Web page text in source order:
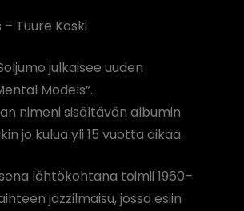
Tuure Koski
julkaisee uuden
Models”.
nimeni sisältävän albumin
jo kulua yli 15 vuotta aikaa.
lähtökohtana toimii 1960–
jazzilmaisu, jossa esiin